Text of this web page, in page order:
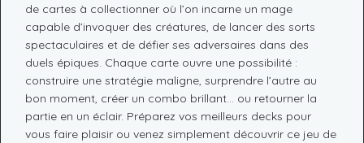
de cartes à collectionner où l’on incarne un mage
capable d’invoquer des créatures, de lancer des sorts
spectaculaires et de défier ses adversaires dans des
duels épiques. Chaque carte ouvre une possibilité :
construire une stratégie maligne, surprendre l’autre au
bon moment, créer un combo brillant… ou retourner la
partie en un éclair. Préparez vos meilleurs decks pour
vous faire plaisir ou venez simplement découvrir ce jeu de